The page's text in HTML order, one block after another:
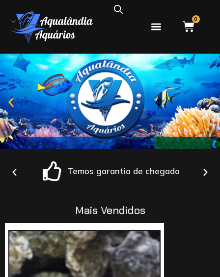
0
Temos garantia de chegada
Mais Vendidos